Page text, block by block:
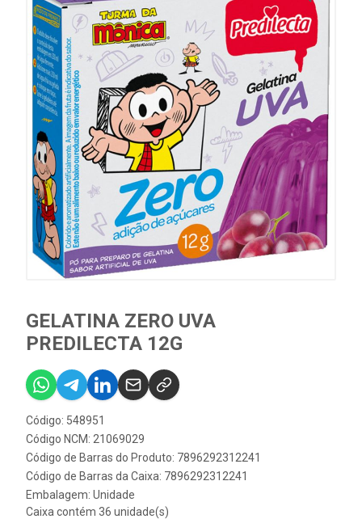
GELATINA ZERO UVA
PREDILECTA 12G
Código: 548951
Código NCM: 21069029
Código de Barras do Produto: 7896292312241
Código de Barras da Caixa: 7896292312241
Embalagem: Unidade
Caixa contém 36 unidade(s)